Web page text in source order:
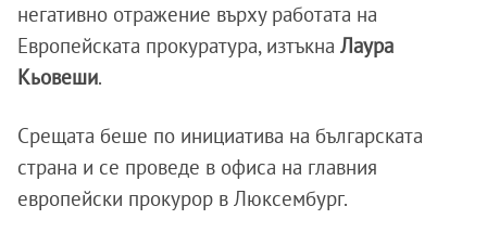
негативно отражение върху работата на
Европейската прокуратура, изтъкна Лаура
Кьовеши.
Срещата беше по инициатива на българската
страна и се проведе в офиса на главния
европейски прокурор в Люксембург.